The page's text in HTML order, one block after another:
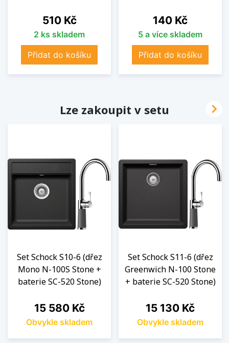
Cena
510 Kč
2 ks skladem
Přidat do košíku
Cena
140 Kč
5 a více skladem
Přidat do košíku
Lze zakoupit v setu
Set Schock S10-6 (dřez
Mono N-100S Stone +
baterie SC-520 Stone)
Cena
15 580 Kč
Obvykle skladem
Set Schock S11-6 (dřez
Greenwich N-100 Stone
+ baterie SC-520 Stone)
Cena
15 130 Kč
Obvykle skladem
